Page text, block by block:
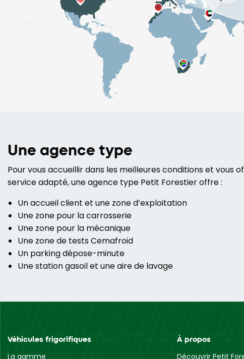
Une agence type
Pour vous accueillir dans les meilleures conditions et vous
service adapté, une agence type Petit Forestier offre :
Un accueil client et une zone d’exploitation
Une zone pour la carrosserie
Une zone pour la mécanique
Une zone de tests Cemafroid
Un parking dépose-minute
Une station gasoil et une aire de lavage
Véhicules frigorifiques
La gamme
À propos
Découvrir Petit